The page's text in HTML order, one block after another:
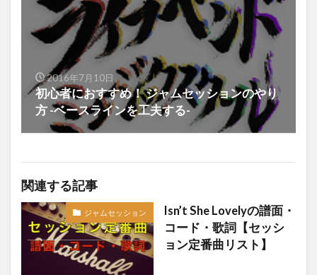
2016年7月10日
初心者におすすめ！ ジャムセッションのやり
方 -ベースラインを工夫する-
関連する記事
ジャムセッション
Isn’t She Lovelyの譜面・
コード・歌詞【セッシ
ョン定番曲リスト】